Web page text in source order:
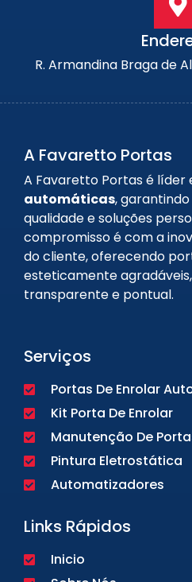
R. Armandina Braga de
A Favaretto Portas
A Favaretto Portas é líder
automáticas,
qualidade e soluções
compromisso é com a
do cliente, oferecendo
esteticamente
transparente e pontual.
Serviços
Portas De Enrolar
Kit Porta De Enrolar
Manutenção De
Pintura Eletrostática
Automatizadores
Links Rápidos
Inicio